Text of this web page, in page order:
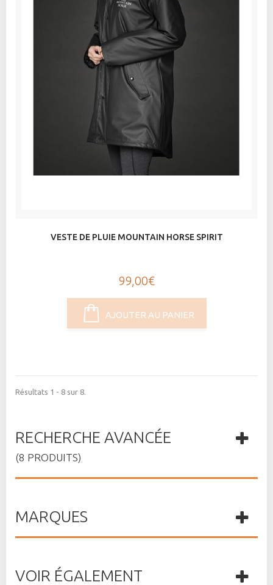
VESTE DE PLUIE MOUNTAIN HORSE SPIRIT
99,00€
AJOUTER AU PANIER
Résultats 1 - 8 sur 8.
RECHERCHE AVANCÉE
(8 PRODUITS)
MARQUES
VOIR ÉGALEMENT